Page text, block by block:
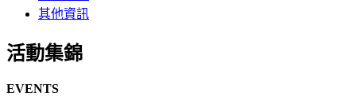
其他資訊
活動集錦
EVENTS